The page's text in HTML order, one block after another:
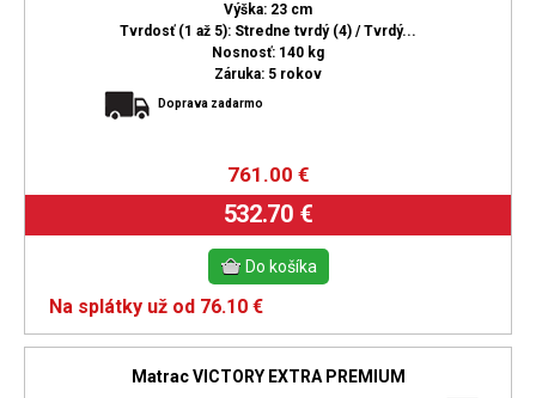
Výška: 23 cm
Tvrdosť (1 až 5): Stredne tvrdý (4) / Tvrdý...
Nosnosť: 140 kg
Záruka: 5 rokov
Doprava zadarmo
761.00 €
532.70 €
Na splátky už od 76.10 €
Matrac VICTORY EXTRA PREMIUM